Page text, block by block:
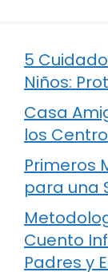
5
Niños:
Casa
los
Primeros
para una
Cuento
Padres y